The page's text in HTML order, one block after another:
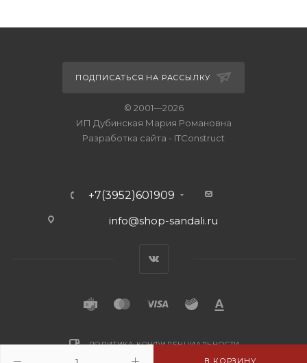
В КОРЗИНУ
ПОДПИСАТЬСЯ НА РАССЫЛКУ
© 2001—2026
ИП Дубинская Мария Романовна
Разработка сайта - ITConstruct
+7(3952)601909
info@shop-sandali.ru
ПОЛИТИКА КОНФИДЕНЦИАЛЬНОСТИ